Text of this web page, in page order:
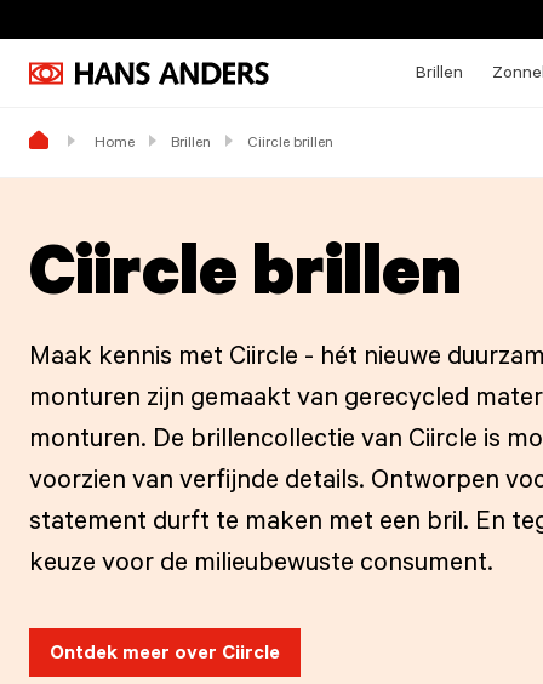
Brillen
Home Brillen Ciircle brillen
Ciircle brillen
Maak kennis met Ciircle - hét nieuwe
monturen zijn gemaakt van gerecycled
monturen. De brillencollectie van Ciircle is
voorzien van verfijnde details. Ontworpen
statement durft te maken met een bril. En
keuze voor de milieubewuste consument.
Ontdek meer over Ciircle